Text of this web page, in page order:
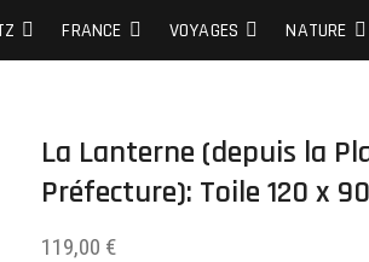
DE MES PLUS BELLES PHOTOS…
FRANCE VOYAGES NATURE
La Lanterne (depuis la
Préfecture): Toile 120 x
119,00 €